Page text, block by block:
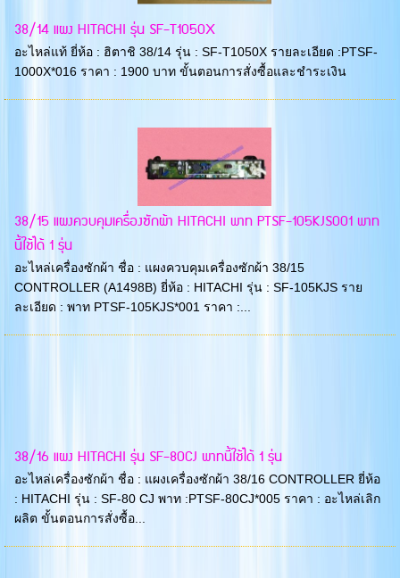
38/14 แผง HITACHI รุ่น SF-T1050X
อะไหล่แท้ ยี่ห้อ : ฮิตาชิ 38/14 รุ่น : SF-T1050X รายละเอียด :PTSF-
1000X*016 ราคา : 1900 บาท ขั้นตอนการสั่งซื้อและชำระเงิน
38/15 แผงควบคุมเครื่องซักผ้า HITACHI พาท PTSF-105KJS001 พาท
นี้ใช้ได้ 1 รุ่น
อะไหล่เครื่องซักผ้า ชื่อ : แผงควบคุมเครื่องซักผ้า 38/15
CONTROLLER (A1498B) ยี่ห้อ : HITACHI รุ่น : SF-105KJS ราย
ละเอียด : พาท PTSF-105KJS*001 ราคา :...
38/16 แผง HITACHI รุ่น SF-80CJ พาทนี้ใช้ได้ 1 รุ่น
อะไหล่เครื่องซักผ้า ชื่อ : แผงเครื่องซักผ้า 38/16 CONTROLLER ยี่ห้อ
: HITACHI รุ่น : SF-80 CJ พาท :PTSF-80CJ*005 ราคา : อะไหล่เลิก
ผลิต ขั้นตอนการสั่งซื้อ...